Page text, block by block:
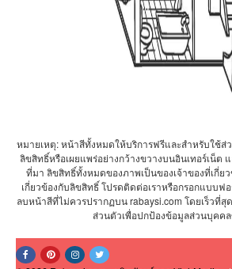
หมายเหตุ: หน้าสีทั้งหมดให้บริการฟรีและสำหรับใช้ส่
ลิขสิทธิ์หรือเผยแพร่อย่างกว้างขวางบนอินเทอร์เน็ต
ที่มา ลิขสิทธิ์ทั้งหมดของภาพเป็นของเจ้าของที่เกี่ย
เกี่ยวข้องกับลิขสิทธิ์ โปรดติดต่อเราหรือกรอกแบบฟอ
ลบหน้าสีที่ไม่ควรปรากฏบน rabaysi.com โดยเร็วที่สุ
ส่วนตัวเพื่อปกป้องข้อมูลส่วนบุคค